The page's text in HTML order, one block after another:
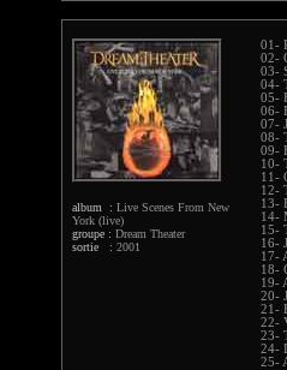
album : Live Scenes From New
York (live)
groupe : Dream Theater
sortie : 2001
01-
02-
03-
04-
05-
06-
07-
08-
09-
10-
11-
12-
13-
14-
15-
16-
17-
18-
19-
20-
21-
22-
23-
24-
25-